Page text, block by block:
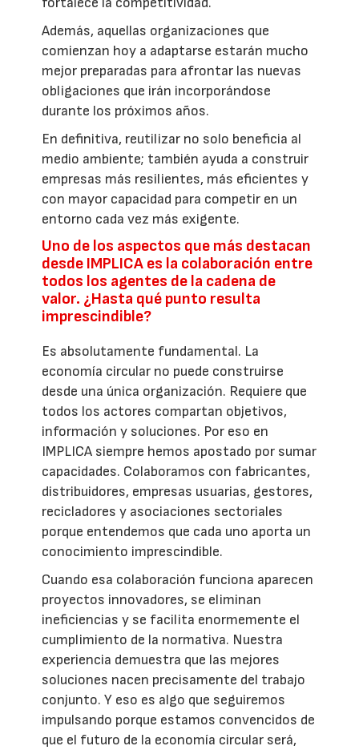
Además, aquellas organizaciones que
comienzan hoy a adaptarse estarán mucho
mejor preparadas para afrontar las nuevas
obligaciones que irán incorporándose
durante los próximos años.
En definitiva, reutilizar no solo beneficia al
medio ambiente; también ayuda a construir
empresas más resilientes, más eficientes y
con mayor capacidad para competir en un
entorno cada vez más exigente.
Uno de los aspectos que más destacan
desde IMPLICA es la colaboración entre
todos los agentes de la cadena de
valor. ¿Hasta qué punto resulta
imprescindible?
Es absolutamente fundamental. La
economía circular no puede construirse
desde una única organización. Requiere que
todos los actores compartan objetivos,
información y soluciones. Por eso en
IMPLICA siempre hemos apostado por sumar
capacidades. Colaboramos con fabricantes,
distribuidores, empresas usuarias, gestores,
recicladores y asociaciones sectoriales
porque entendemos que cada uno aporta un
conocimiento imprescindible.
Cuando esa colaboración funciona aparecen
proyectos innovadores, se eliminan
ineficiencias y se facilita enormemente el
cumplimiento de la normativa. Nuestra
experiencia demuestra que las mejores
soluciones nacen precisamente del trabajo
conjunto. Y eso es algo que seguiremos
impulsando porque estamos convencidos de
que el futuro de la economía circular será,